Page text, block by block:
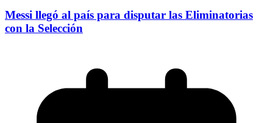
Messi llegó al país para disputar las Eliminatorias
con la Selección